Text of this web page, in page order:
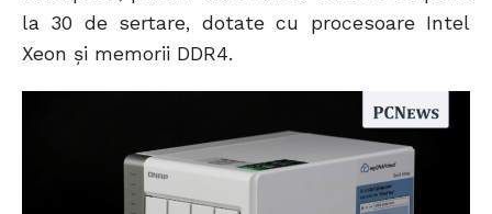
la 30 de sertare, dotate cu procesoare Intel
Xeon și memorii DDR4.